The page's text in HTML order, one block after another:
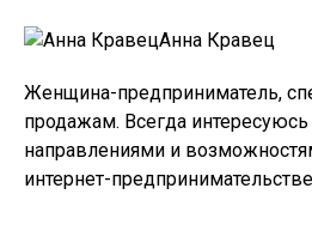
Анна Кравец
Женщина-предприниматель,
продажам. Всегда
направлениями и
интернет-